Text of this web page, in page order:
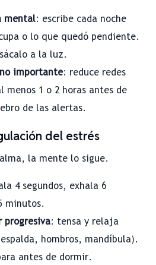
mental: escribe cada noche
o lo que quedó pendiente.
a la luz.
importante: reduce redes
menos 1 o 2 horas antes de
de las alertas.
del estrés
la mente lo sigue.
4 segundos, exhala 6
minutos.
progresiva: tensa y relaja
hombros, mandíbula).
antes de dormir.